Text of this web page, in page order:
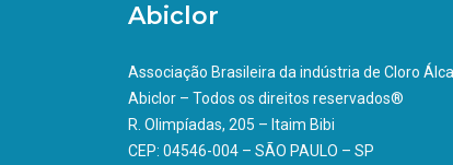
Abiclor
Associação Brasileira da indústria de Cloro
Abiclor – Todos os direitos reservados®
R. Olimpíadas, 205 – Itaim Bibi
CEP: 04546-004 – SÃO PAULO – SP